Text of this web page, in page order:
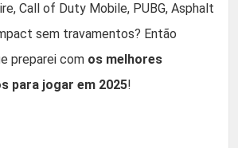
Call of Duty Mobile, PUBG, Asphalt
sem travamentos? Então
preparei com os melhores
para jogar em 2025!